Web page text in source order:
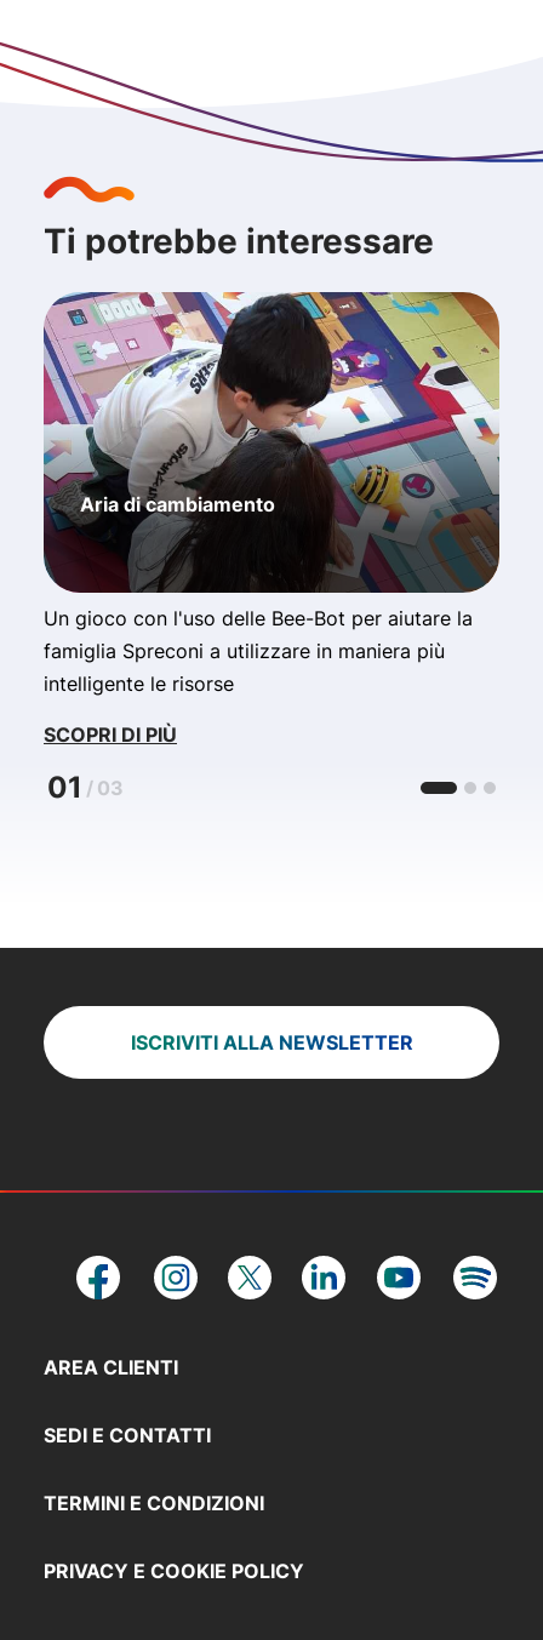
Ti potrebbe interessare
Aria di cambiamento
Un gioco con l'uso delle Bee-Bot per aiutare la
famiglia Spreconi a utilizzare in maniera più
intelligente le risorse
SCOPRI DI PIÙ
01 / 03
ISCRIVITI ALLA NEWSLETTER
AREA CLIENTI
SEDI E CONTATTI
TERMINI E CONDIZIONI
PRIVACY E COOKIE POLICY